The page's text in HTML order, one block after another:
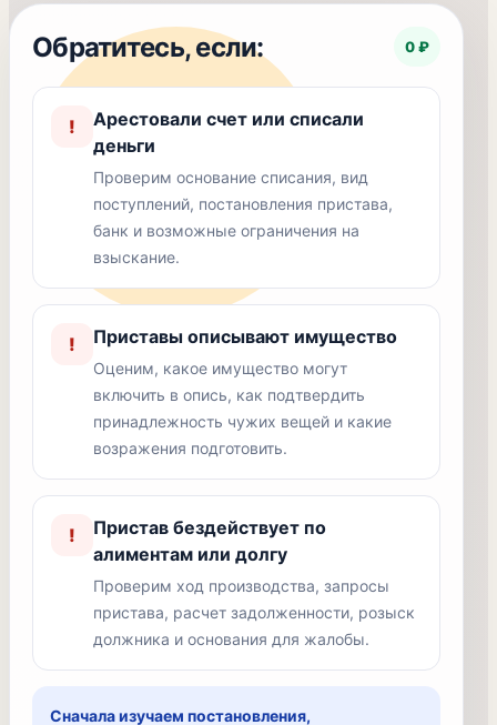
Обратитесь, если: 0 ₽
!
Арестовали счет или списали
деньги
Проверим основание списания, вид
поступлений, постановления пристава,
банк и возможные ограничения на
взыскание.
! Приставы описывают имущество
Оценим, какое имущество могут
включить в опись, как подтвердить
принадлежность чужих вещей и какие
возражения подготовить.
!
Пристав бездействует по
алиментам или долгу
Проверим ход производства, запросы
пристава, расчет задолженности, розыск
должника и основания для жалобы.
Сначала изучаем постановления,